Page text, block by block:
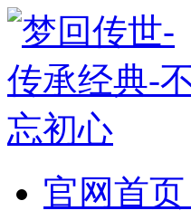
官网首页